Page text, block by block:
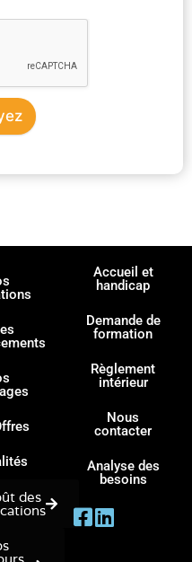
des
Accueil et
handicap
Demande de
formation
Règlement
intérieur
Nous
contacter
Analyse des
besoins